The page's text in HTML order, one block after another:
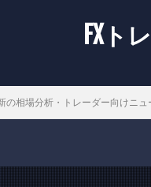
FXト
の相場分析・トレーダー向けニュ